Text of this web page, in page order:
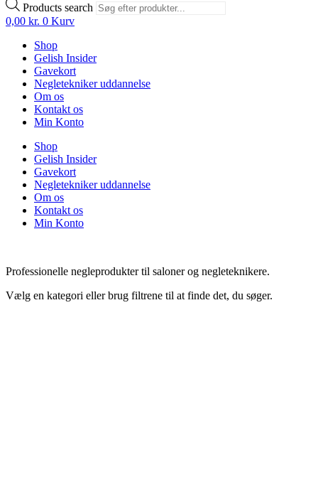
Products search
0,00 kr. 0 Kurv
Shop
Gelish Insider
Gavekort
Negletekniker uddannelse
Om os
Kontakt os
Min Konto
Shop
Gelish Insider
Gavekort
Negletekniker uddannelse
Om os
Kontakt os
Min Konto
Professionelle negleprodukter til saloner og negleteknikere.
Vælg en kategori eller brug filtrene til at finde det, du søger.